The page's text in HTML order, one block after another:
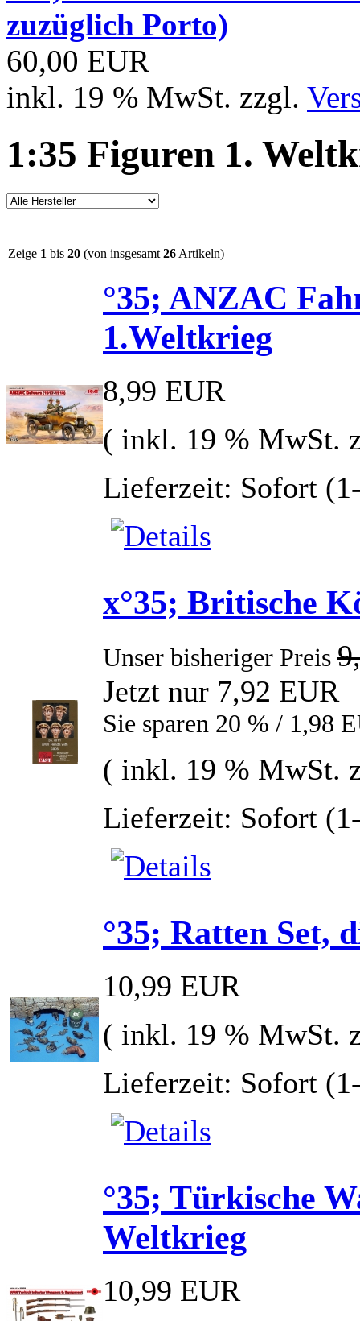
zuzüglich Porto)
60,00 EUR
inkl. 19 % MwSt. zzgl.
1:35 Figuren 1.
Zeige 1 bis 20 (von insgesamt 26 Artikeln)
°35; ANZAC
1.Weltkrieg
8,99 EUR
( inkl. 19 % MwSt.
Lieferzeit: Sofort
x°35; Britische
Unser bisheriger Preis
Jetzt nur 7,92 EUR
Sie sparen 20 % / 1,98
( inkl. 19 % MwSt.
Lieferzeit: Sofort
°35; Ratten Set,
10,99 EUR
( inkl. 19 % MwSt.
Lieferzeit: Sofort
°35; Türkische
Weltkrieg
10,99 EUR